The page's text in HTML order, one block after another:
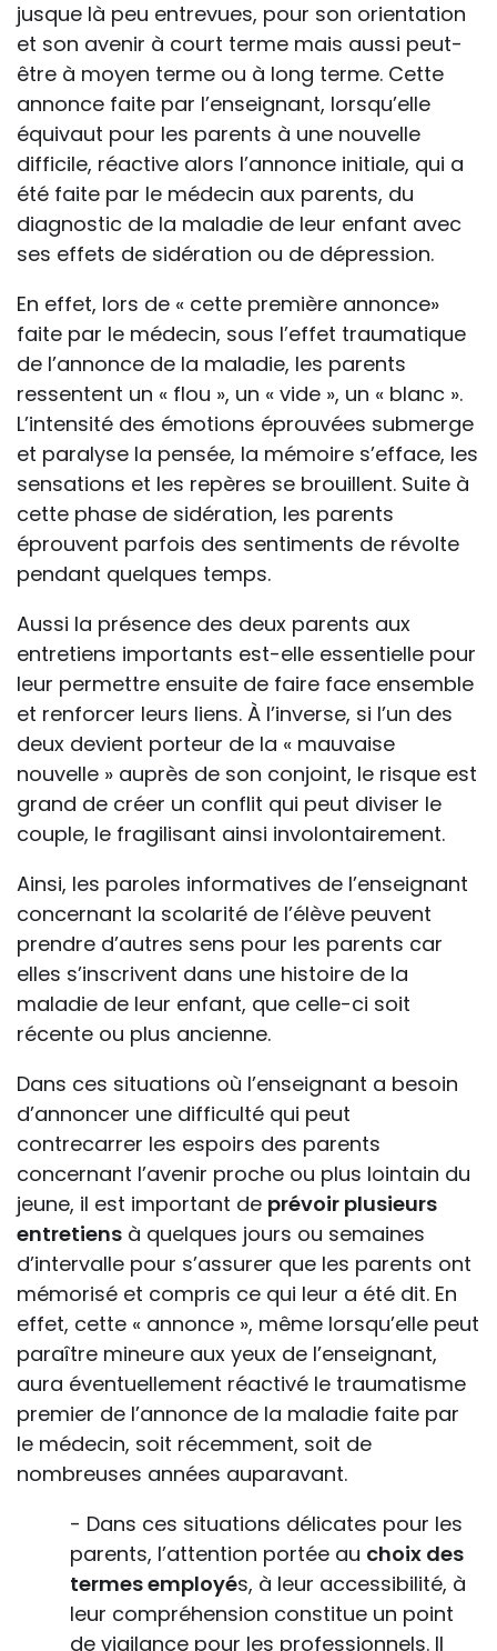
jusque là peu entrevues, pour son orientation
et son avenir à court terme mais aussi peut-
être à moyen terme ou à long terme. Cette
annonce faite par l’enseignant, lorsqu’elle
équivaut pour les parents à une nouvelle
difficile, réactive alors l’annonce initiale, qui a
été faite par le médecin aux parents, du
diagnostic de la maladie de leur enfant avec
ses effets de sidération ou de dépression.
En effet, lors de « cette première annonce»
faite par le médecin, sous l’effet traumatique
de l’annonce de la maladie, les parents
ressentent un « flou », un « vide », un « blanc ».
L’intensité des émotions éprouvées submerge
et paralyse la pensée, la mémoire s’efface, les
sensations et les repères se brouillent. Suite à
cette phase de sidération, les parents
éprouvent parfois des sentiments de révolte
pendant quelques temps.
Aussi la présence des deux parents aux
entretiens importants est-elle essentielle pour
leur permettre ensuite de faire face ensemble
et renforcer leurs liens. À l’inverse, si l’un des
deux devient porteur de la « mauvaise
nouvelle » auprès de son conjoint, le risque est
grand de créer un conflit qui peut diviser le
couple, le fragilisant ainsi involontairement.
Ainsi, les paroles informatives de l’enseignant
concernant la scolarité de l’élève peuvent
prendre d’autres sens pour les parents car
elles s’inscrivent dans une histoire de la
maladie de leur enfant, que celle-ci soit
récente ou plus ancienne.
Dans ces situations où l’enseignant a besoin
d’annoncer une difficulté qui peut
contrecarrer les espoirs des parents
concernant l’avenir proche ou plus lointain du
jeune, il est important de prévoir plusieurs
entretiens à quelques jours ou semaines
d’intervalle pour s’assurer que les parents ont
mémorisé et compris ce qui leur a été dit. En
effet, cette « annonce », même lorsqu’elle peut
paraître mineure aux yeux de l’enseignant,
aura éventuellement réactivé le traumatisme
premier de l’annonce de la maladie faite par
le médecin, soit récemment, soit de
nombreuses années auparavant.
- Dans ces situations délicates pour les
parents, l’attention portée au choix des
termes employés, à leur accessibilité, à
leur compréhension constitue un point
de vigilance pour les professionnels. Il